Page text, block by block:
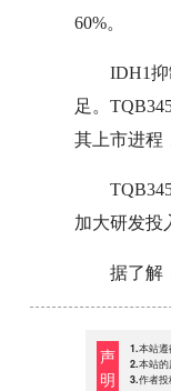
60%。
IDH1
足。
其上市进程
加大研发投
据了解
声
明
1.本站遵
2.本站的
3.作者投